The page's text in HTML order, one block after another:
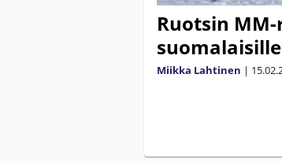
Ruotsin
Miikka Lahtinen |